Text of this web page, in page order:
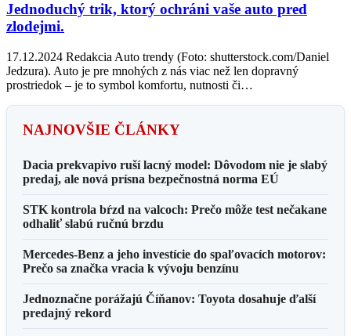
Jednoduchý trik, ktorý ochráni vaše auto pred
zlodejmi.
17.12.2024 Redakcia Auto trendy (Foto: shutterstock.com/Daniel
Jedzura). Auto je pre mnohých z nás viac než len dopravný
prostriedok – je to symbol komfortu, nutnosti či…
NAJNOVŠIE ČLÁNKY
Dacia prekvapivo ruší lacný model: Dôvodom nie je slabý
predaj, ale nová prísna bezpečnostná norma EÚ
STK kontrola bŕzd na valcoch: Prečo môže test nečakane
odhaliť slabú ručnú brzdu
Mercedes-Benz a jeho investície do spaľovacích motorov:
Prečo sa značka vracia k vývoju benzínu
Jednoznačne porážajú Číňanov: Toyota dosahuje ďalší
predajný rekord